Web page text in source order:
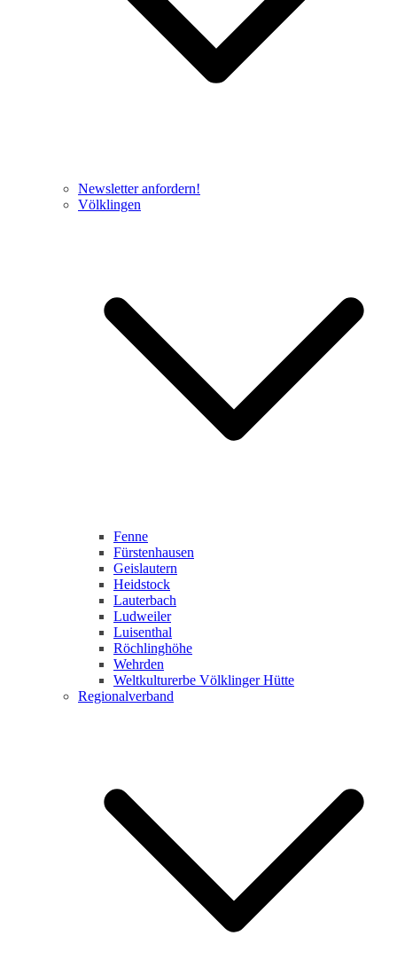
Newsletter anfordern!
Völklingen
Fenne
Fürstenhausen
Geislautern
Heidstock
Lauterbach
Ludweiler
Luisenthal
Röchlinghöhe
Wehrden
Weltkulturerbe Völklinger Hütte
Regionalverband